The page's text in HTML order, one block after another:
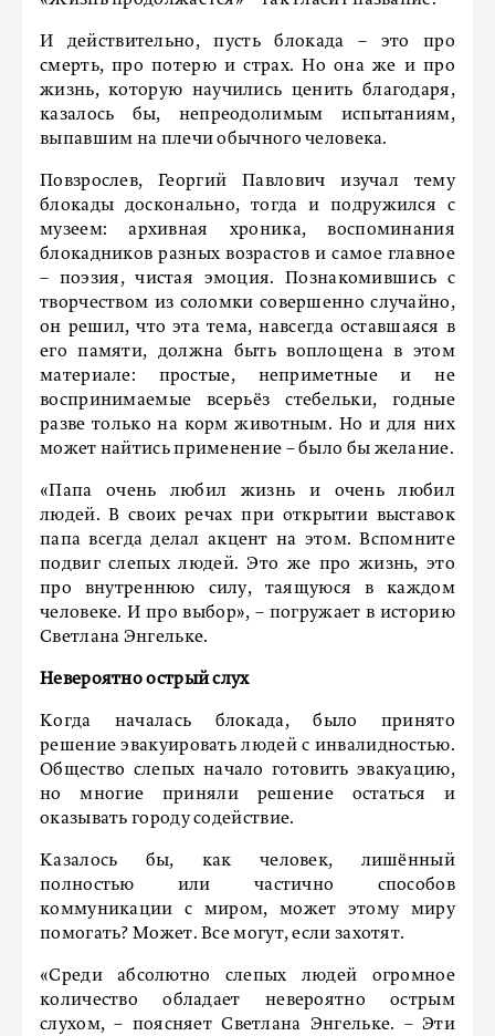
И действительно, пусть блокада – это про
смерть, про потерю и страх. Но она же и про
жизнь, которую научились ценить благодаря,
казалось бы, непреодолимым испытаниям,
выпавшим на плечи обычного человека.
Повзрослев, Георгий Павлович изучал тему
блокады досконально, тогда и подружился с
музеем: архивная хроника, воспоминания
блокадников разных возрастов и самое главное
– поэзия, чистая эмоция. Познакомившись с
творчеством из соломки совершенно случайно,
он решил, что эта тема, навсегда оставшаяся в
его памяти, должна быть воплощена в этом
материале: простые, неприметные и не
воспринимаемые всерьёз стебельки, годные
разве только на корм животным. Но и для них
может найтись применение – было бы желание.
«Папа очень любил жизнь и очень любил
людей. В своих речах при открытии выставок
папа всегда делал акцент на этом. Вспомните
подвиг слепых людей. Это же про жизнь, это
про внутреннюю силу, таящуюся в каждом
человеке. И про выбор», – погружает в историю
Светлана Энгельке.
Невероятно острый слух
Когда началась блокада, было принято
решение эвакуировать людей с инвалидностью.
Общество слепых начало готовить эвакуацию,
но многие приняли решение остаться и
оказывать городу содействие.
Казалось бы, как человек, лишённый
полностью или частично способов
коммуникации с миром, может этому миру
помогать? Может. Все могут, если захотят.
«Среди абсолютно слепых людей огромное
количество обладает невероятно острым
слухом, – поясняет Светлана Энгельке. – Эти